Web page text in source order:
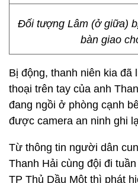
Đối tượng Lâm (ở giữa)
bàn giao
Bị động, thanh niên kia
thoại trên tay của anh
đang ngồi ở phòng cạnh
được camera an ninh ghi
Từ thông tin người dân
Thanh Hải cùng đội đi
TP Thủ Dầu Một thì phát